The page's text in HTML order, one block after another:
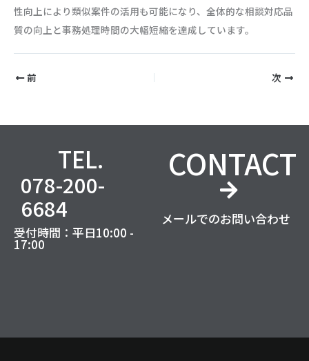
性向上により類似案件の活用も可能になり、全体的な相談対応品
質の向上と事務処理時間の大幅短縮を達成しています。
前 次
TEL.
078-200-
6684
受付時間：平日10:00 -
17:00
CONTACT
メールでのお問い合わせ